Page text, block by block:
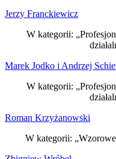
Jerzy Franckiewicz
W kategorii:
Marek Jodko i Andrzej
W kategorii:
Roman Krzyżanowski
W kategorii: